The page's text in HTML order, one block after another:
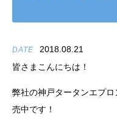
DATE
2018.08.21
皆さまこんにちは！
弊社の神戸タータンエプ
売中です！